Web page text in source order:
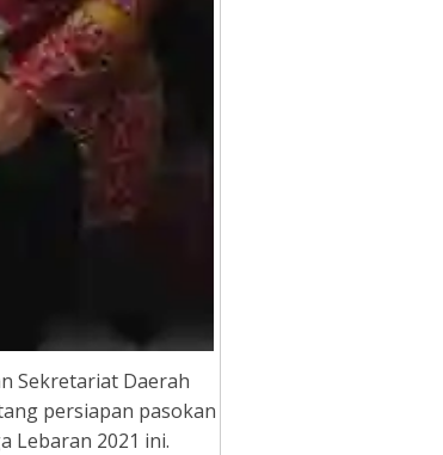
Sekretariat Daerah
persiapan pasokan
Lebaran 2021 ini.